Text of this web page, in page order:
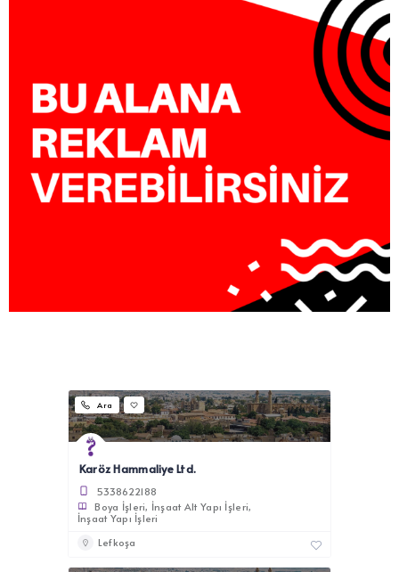
Ara
Karöz Hammaliye Ltd.
5338622188
Boya İşleri İnşaat Alt Yapı İşleri
İnşaat Yapı İşleri
Lefkoşa